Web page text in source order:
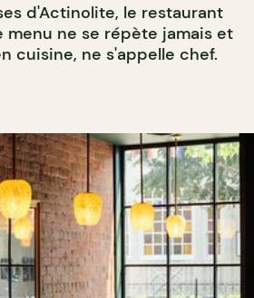
d'Actinolite, le restaurant
menu ne se répète jamais et
cuisine, ne s'appelle chef.